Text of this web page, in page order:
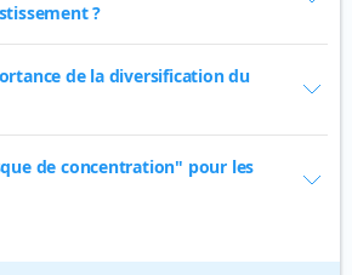
?
de la diversification du
de concentration" pour les